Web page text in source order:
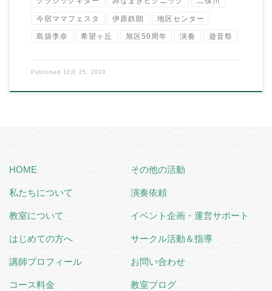
今宿ママフェスタ 伊原鉄朗 地区センター
島袋李奈 希望ヶ丘 旭区50周年 演奏 遊音祭
Published 10月 25, 2019
HOME
私たちについて
教室について
はじめての方へ
講師プロフィール
コース料金
その他の活動
演奏依頼
イベント企画・運営サポート
サークル活動＆指導
お問い合わせ
教室ブログ